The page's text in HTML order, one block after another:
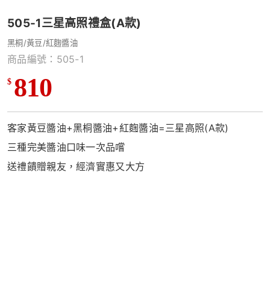
505-1三星高照禮盒(A款)
黑桐/黃豆/紅麴醬油
商品編號：505-1
$ 810
客家黃豆醬油+黑桐醬油+紅麴醬油=三星高照(A款)
三種完美醬油口味一次品嚐
送禮饋贈親友，經濟實惠又大方